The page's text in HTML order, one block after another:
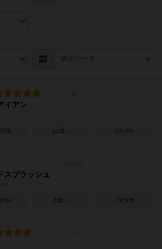
イアン
後 12歳～ 2024年
スプラッシュ
分 6歳～ 2025年